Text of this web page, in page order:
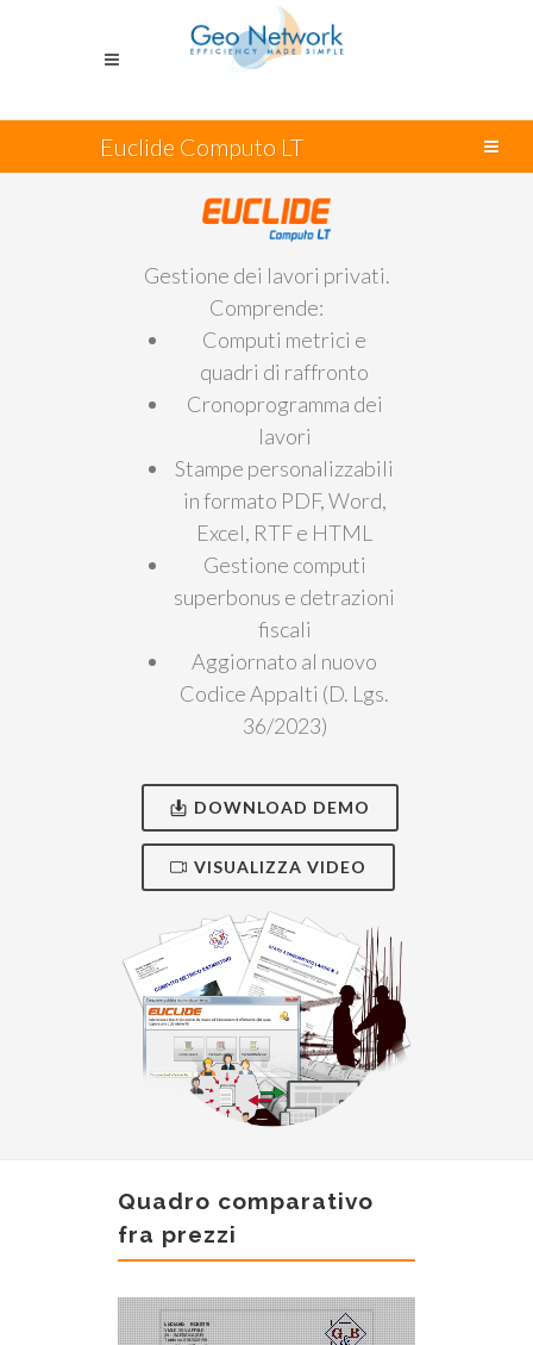
Euclide Computo LT
Gestione dei lavori privati.
Comprende:
Computi metrici e
quadri di raffronto
Cronoprogramma dei
lavori
Stampe personalizzabili
in formato PDF, Word,
Excel, RTF e HTML
Gestione computi
superbonus e detrazioni
fiscali
Aggiornato al nuovo
Codice Appalti (D. Lgs.
36/2023)
DOWNLOAD DEMO
VISUALIZZA VIDEO
Quadro comparativo
fra prezzi